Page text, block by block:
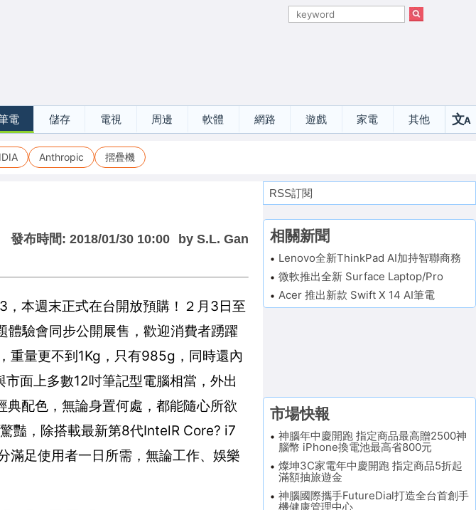
電 儲存 電視 周邊 軟體 網路 遊戲 家電 其他 文A
Anthropic 摺疊機
發布時間: 2018/01/30 10:00 by S.L. Gan
本週末正式在台開放預購！２月3日至
驗會同步公開展售，歡迎消費者踴躍
重量更不到1Kg，只有985g，同時還內
面上多數12吋筆記型電腦相當，外出
配色，無論身置何處，都能隨心所欲
豔，除搭載最新第8代IntelR Core? i7
滿足使用者一日所需，無論工作、娛樂
RSS訂閱
相關新聞
Lenovo全新ThinkPad AI加持智聯商務
微軟推出全新 Surface Laptop/Pro
Acer 推出新款 Swift X 14 AI筆電
市場快報
神腦年中慶開跑 指定商品最高贈2500神
腦幣 iPhone換電池最高省800元
燦坤3C家電年中慶開跑 指定商品5折起
滿額抽旅遊金
神腦國際攜手FutureDial打造全台首創手
機健康管理中心